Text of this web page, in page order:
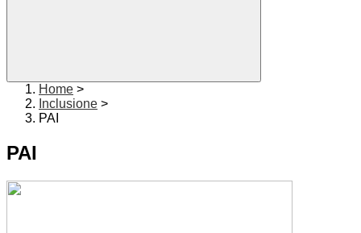
Home >
Inclusione >
PAI
PAI